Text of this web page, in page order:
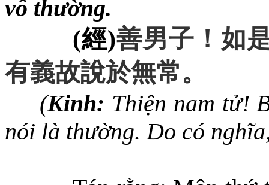
vô thường.
(經)善男子 ！ 如
有義故說於無常。
(Kinh: Thiện nam tử!
nói là thường. Do có